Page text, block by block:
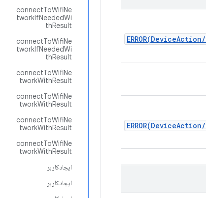
connectToWifiNe
tworkIfNeededWi
thResult
connectToWifiNe
tworkIfNeededWi
thResult
connectToWifiNe
tworkWithResult
connectToWifiNe
tworkWithResult
connectToWifiNe
tworkWithResult
connectToWifiNe
tworkWithResult
ایجادکاربر
ایجادکاربر